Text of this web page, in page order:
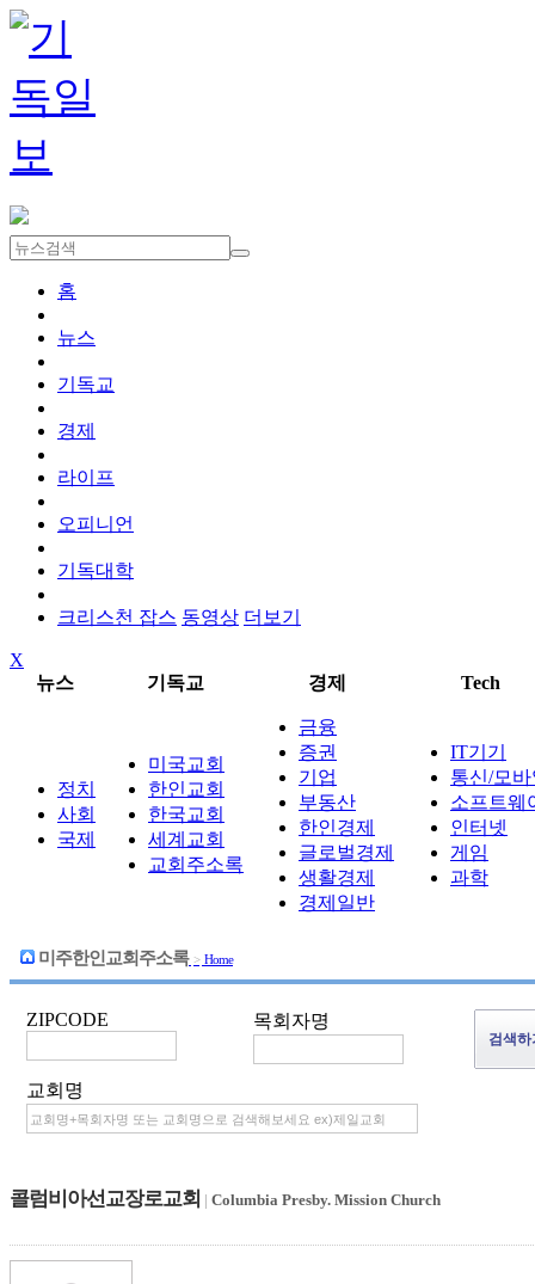
홈
뉴스
기독교
경제
라이프
오피니언
기독대학
크리스천 잡스 동영상 더보기
X
뉴스
기독교 경제 Tech
정치
사회
국제
미국교회
한인교회
한국교회
세계교회
교회주소록
금융
증권
기업
부동산
한인경제
글로벌경제
생활경제
경제일반
IT기기
통신/모
소프트웨
인터넷
게임
과학
미주한인교회주소록 > Home
ZIPCODE 목회자명
교회명
콜럼비아선교장로교회 | Columbia Presby. Mission Church